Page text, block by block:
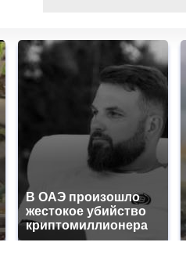
В ОАЭ произошло
жестокое убийство
криптомиллионера